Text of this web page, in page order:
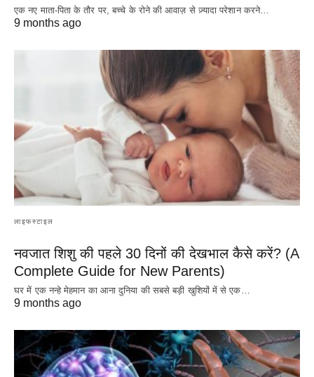
एक नए माता-पिता के तौर पर, बच्चे के रोने की आवाज़ से ज़्यादा परेशान करने…
9 months ago
लाइफस्टाइल
नवजात शिशु की पहले 30 दिनों की देखभाल कैसे करें? (A
Complete Guide for New Parents)
घर में एक नन्हे मेहमान का आना दुनिया की सबसे बड़ी खुशियों में से एक…
9 months ago